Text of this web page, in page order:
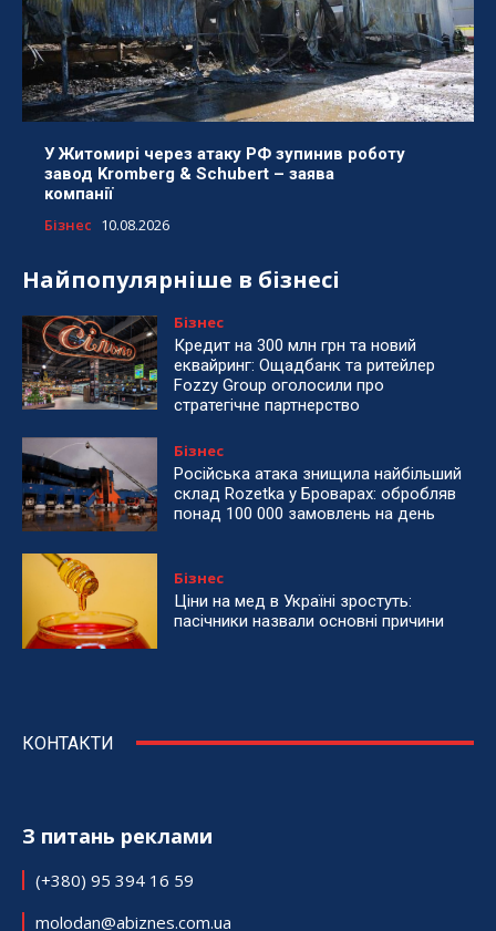
У Житомирі через атаку РФ зупинив роботу
завод Kromberg & Schubert – заява
компанії
Бізнес 10.08.2026
Найпопулярніше в бізнесі
Бізнес
Кредит на 300 млн грн та новий
еквайринг: Ощадбанк та ритейлер
Fozzy Group оголосили про
стратегічне партнерство
Бізнес
Російська атака знищила найбільший
склад Rozetka у Броварах: обробляв
понад 100 000 замовлень на день
Бізнес
Ціни на мед в Україні зростуть:
пасічники назвали основні причини
КОНТАКТИ
З питань реклами
(+380) 95 394 16 59
molodan@abiznes.com.ua